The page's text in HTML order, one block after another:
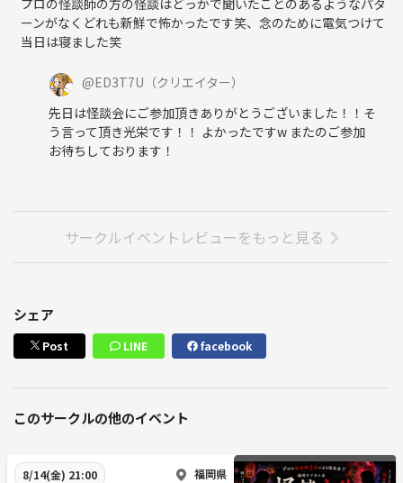
ーンがなくどれも新鮮で怖かったです笑、念のために電気つけて
当日は寝ました笑
@ED3T7U （クリエイター）
先日は怪談会にご参加頂きありがとうございました！！そ
う言って頂き光栄です！！ よかったですw またのご参加
お待ちしております！
サークルイベントレビューをもっと見る
シェア
Post LINE facebook
このサークルの他のイベント
8/14(金) 21:00 福岡県